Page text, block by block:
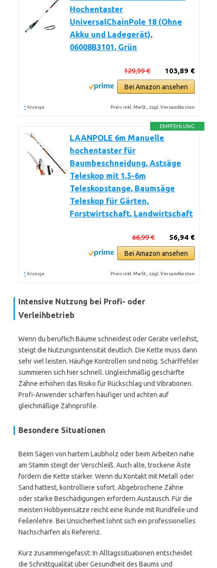
Hochentaster
UniversalChainPole 18 (Ohne
Akku und Ladegerät),
06008B3101, Grün
103,89 €
129,99 €
Bei Amazon ansehen
* Anzeige Preis inkl. MwSt., zzgl. Versandkosten
EMPFEHLUNG
LAANPOLE 6m Manuelle
hochentaster für
Baumbeschneidung, Astsäge
Teleskop mit 1,5-6m
Teleskopstange, Baumsäge
Teleskop für Gärten,
Forstwirtschaft, Landwirtschaft
56,94 €
66,99 €
Bei Amazon ansehen
* Anzeige Preis inkl. MwSt., zzgl. Versandkosten
Intensive Nutzung bei Profi- oder
Verleihbetrieb
Wenn du beruflich Bäume schneidest oder Geräte verleihst,
steigt die Nutzungsintensität deutlich. Die Kette muss dann
sehr viel leisten. Häufige Kontrollen sind nötig. Schärffehler
summieren sich hier schnell. Ungleichmäßig geschärfte
Zähne erhöhen das Risiko für Rückschlag und Vibrationen.
Profi-Anwender schärfen häufiger und achten auf
gleichmäßige Zahnprofile.
Besondere Situationen
Beim Sägen von hartem Laubholz oder beim Arbeiten nahe
am Stamm steigt der Verschleiß. Auch alte, trockene Äste
fordern die Kette stärker. Wenn du Kontakt mit Metall oder
Sand hattest, kontrolliere sofort. Abgebrochene Zähne
oder starke Beschädigungen erfordern Austausch. Für die
meisten Hobbyeinsätze reicht eine Runde mit Rundfeile und
Feilenlehre. Bei Unsicherheit lohnt sich ein professionelles
Nachschärfen als Referenz.
Kurz zusammengefasst: In Alltagssituationen entscheidet
die Schnittqualität über Gesundheit des Baums und